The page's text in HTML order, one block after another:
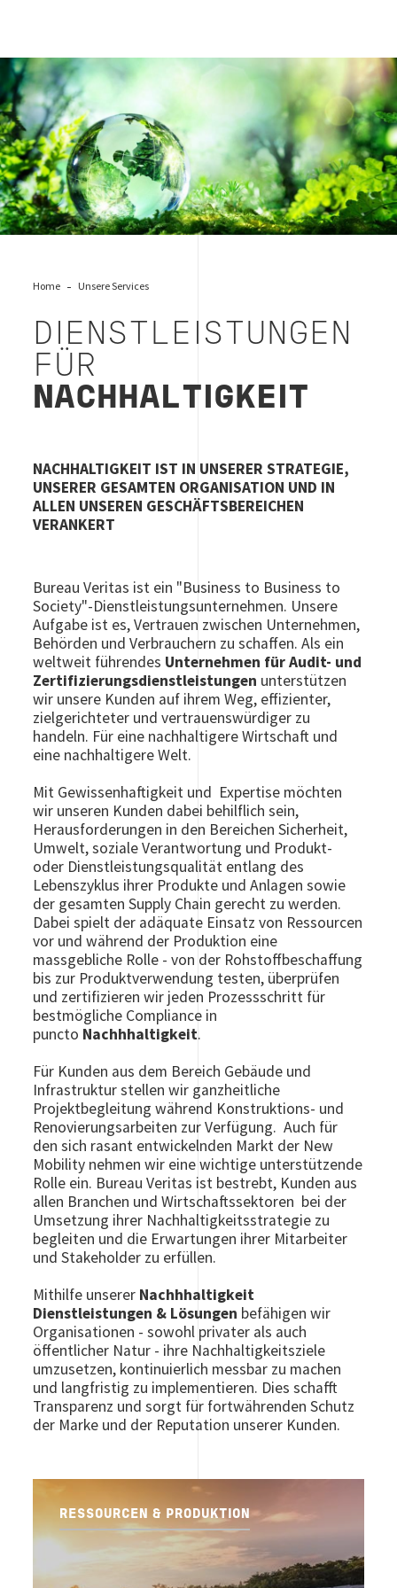
BVs Green Line
Home Unsere Services
DIENSTLEISTUNGEN
FÜR
NACHHALTIGKEIT
NACHHALTIGKEIT IST IN UNSERER STRATEGIE,
UNSERER GESAMTEN ORGANISATION UND IN
ALLEN UNSEREN GESCHÄFTSBEREICHEN
VERANKERT
Bureau Veritas ist ein "Business to Business to
Society"-Dienstleistungsunternehmen. Unsere
Aufgabe ist es, Vertrauen zwischen Unternehmen,
Behörden und Verbrauchern zu schaffen. Als ein
weltweit führendes Unternehmen für Audit- und
Zertifizierungsdienstleistungen unterstützen
wir unsere Kunden auf ihrem Weg, effizienter,
zielgerichteter und vertrauenswürdiger zu
handeln. Für eine nachhaltigere Wirtschaft und
eine nachhaltigere Welt.
Mit Gewissenhaftigkeit und Expertise möchten
wir unseren Kunden dabei behilflich sein,
Herausforderungen in den Bereichen Sicherheit,
Umwelt, soziale Verantwortung und Produkt-
oder Dienstleistungsqualität entlang des
Lebenszyklus ihrer Produkte und Anlagen sowie
der gesamten Supply Chain gerecht zu werden.
Dabei spielt der adäquate Einsatz von Ressourcen
vor und während der Produktion eine
massgebliche Rolle - von der Rohstoffbeschaffung
bis zur Produktverwendung testen, überprüfen
und zertifizieren wir jeden Prozessschritt für
bestmögliche Compliance in
puncto Nachhhaltigkeit.
Für Kunden aus dem Bereich Gebäude und
Infrastruktur stellen wir ganzheitliche
Projektbegleitung während Konstruktions- und
Renovierungsarbeiten zur Verfügung. Auch für
den sich rasant entwickelnden Markt der New
Mobility nehmen wir eine wichtige unterstützende
Rolle ein. Bureau Veritas ist bestrebt, Kunden aus
allen Branchen und Wirtschaftssektoren bei der
Umsetzung ihrer Nachhaltigkeitsstrategie zu
begleiten und die Erwartungen ihrer Mitarbeiter
und Stakeholder zu erfüllen.
Mithilfe unserer Nachhhaltigkeit
Dienstleistungen & Lösungen befähigen wir
Organisationen - sowohl privater als auch
öffentlicher Natur - ihre Nachhaltigkeitsziele
umzusetzen, kontinuierlich messbar zu machen
und langfristig zu implementieren. Dies schafft
Transparenz und sorgt für fortwährenden Schutz
der Marke und der Reputation unserer Kunden.
RESSOURCEN & PRODUKTION